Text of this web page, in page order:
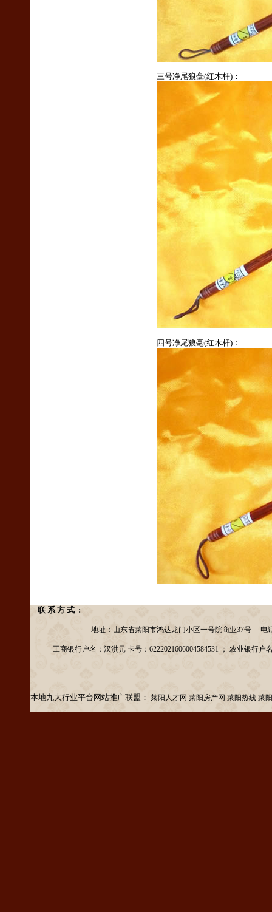
三号净尾狼毫(红木杆)：
四号净尾狼毫(红木杆)：
联 系 方 式 :
地址：山东省莱阳市鸿达龙门小区一号院商业37号 电话
工商银行户名：汉洪元 卡号：6222021606004584531 ； 农业银行户
本地九大行业平台网站推广联盟： 莱阳人才网 莱阳房产网 莱阳热线 莱